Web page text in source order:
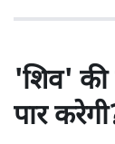
'शिव' की
पार